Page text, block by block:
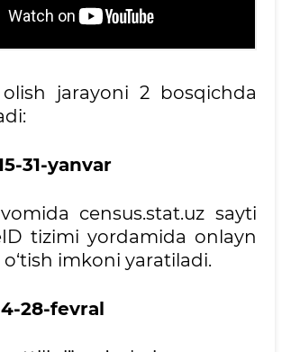
olish jarayoni 2 bosqichda
31-yanvar
census.stat.uz sayti
tizimi yordamida onlayn
o‘tish imkoni yaratiladi.
28-fevral